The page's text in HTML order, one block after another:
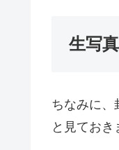
生写
ちなみに、
と見ておき